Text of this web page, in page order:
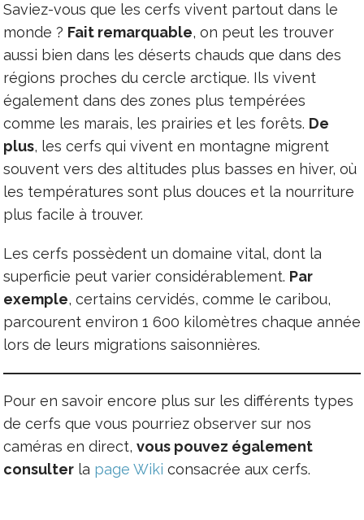
Saviez-vous que les cerfs vivent partout dans le
monde ? Fait remarquable, on peut les trouver
aussi bien dans les déserts chauds que dans des
régions proches du cercle arctique. Ils vivent
également dans des zones plus tempérées
comme les marais, les prairies et les forêts. De
plus, les cerfs qui vivent en montagne migrent
souvent vers des altitudes plus basses en hiver, où
les températures sont plus douces et la nourriture
plus facile à trouver.
Les cerfs possèdent un domaine vital, dont la
superficie peut varier considérablement. Par
exemple, certains cervidés, comme le caribou,
parcourent environ 1 600 kilomètres chaque année
lors de leurs migrations saisonnières.
Pour en savoir encore plus sur les différents types
de cerfs que vous pourriez observer sur nos
caméras en direct, vous pouvez également
consulter la page Wiki consacrée aux cerfs.